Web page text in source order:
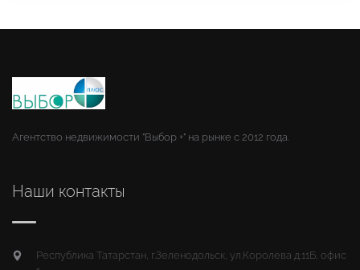
Агентство недвижимости "Выбор +" на рынке с 2012 года.
Наши контакты
Республика Татарстан, г.Зеленодольск, ул.Королева д.11Б, офис